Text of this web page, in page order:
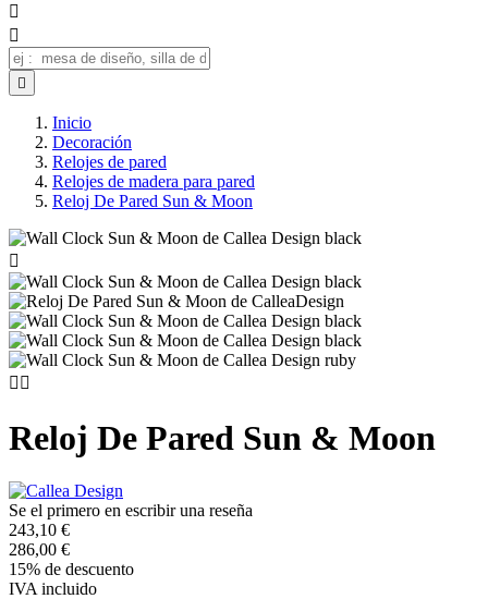



Inicio
Decoración
Relojes de pared
Relojes de madera para pared
Reloj De Pared Sun & Moon

 
Reloj De Pared Sun & Moon
Se el primero en escribir una reseña
243,10 €
286,00 €
15% de descuento
IVA incluido